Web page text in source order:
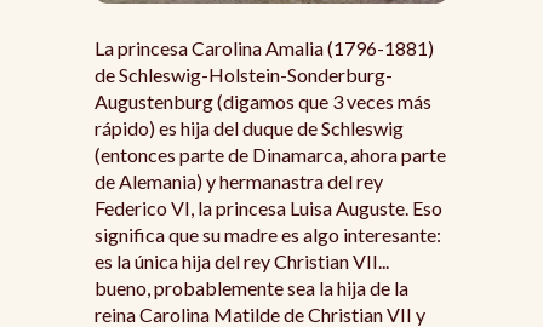
La princesa Carolina Amalia (1796-1881)
de Schleswig-Holstein-Sonderburg-
Augustenburg (digamos que 3 veces más
rápido) es hija del duque de Schleswig
(entonces parte de Dinamarca, ahora parte
de Alemania) y hermanastra del rey
Federico VI, la princesa Luisa Auguste. Eso
significa que su madre es algo interesante:
es la única hija del rey Christian VII...
bueno, probablemente sea la hija de la
reina Carolina Matilde de Christian VII y